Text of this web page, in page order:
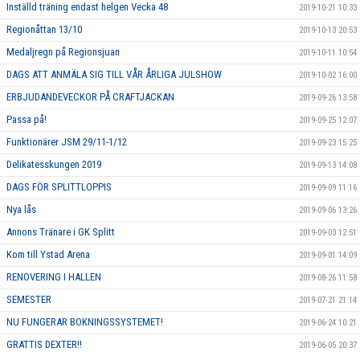
Inställd träning endast helgen Vecka 48 2019-10-21 10:33
Regionåttan 13/10 2019-10-13 20:53
Medaljregn på Regionsjuan 2019-10-11 10:54
DAGS ATT ANMÄLA SIG TILL VÅR ÅRLIGA JULSHOW 2019-10-02 16:00
ERBJUDANDEVECKOR PÅ CRAFTJACKAN 2019-09-26 13:58
Passa på! 2019-09-25 12:07
Funktionärer JSM 29/11-1/12 2019-09-23 15:25
Delikatesskungen 2019 2019-09-13 14:08
DAGS FÖR SPLITTLOPPIS 2019-09-09 11:16
Nya lås 2019-09-06 13:26
Annons Tränare i GK Splitt 2019-09-03 12:51
Kom till Ystad Arena 2019-09-01 14:09
RENOVERING I HALLEN 2019-08-26 11:58
SEMESTER 2019-07-21 21:14
NU FUNGERAR BOKNINGSSYSTEMET! 2019-06-24 10:21
GRATTIS DEXTER!! 2019-06-05 20:37